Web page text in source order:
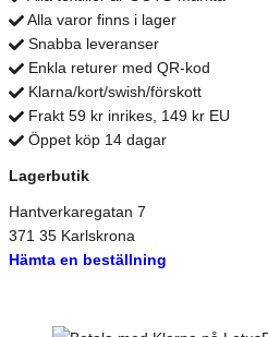
Alla varor finns i lager
Snabba leveranser
Enkla returer med QR-kod
Klarna/kort/swish/förskott
Frakt 59 kr inrikes, 149 kr EU
Öppet köp 14 dagar
Lagerbutik
Hantverkaregatan 7
371 35 Karlskrona
Hämta en beställning